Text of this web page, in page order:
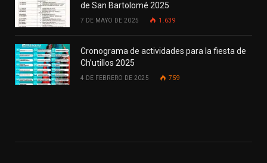
de San Bartolomé 2025
7 DE MAYO DE 2025 1.639
Cronograma de actividades para la fiesta de
Ch’utillos 2025
4 DE FEBRERO DE 2025 759